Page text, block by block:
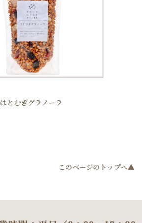
はとむぎグラノーラ
このページのトップへ▲